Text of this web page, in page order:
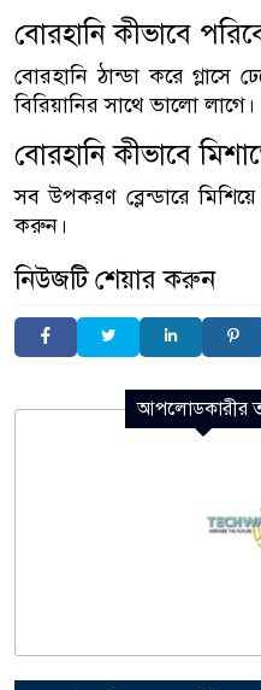
বোরহানি কীভাবে
বোরহানি ঠান্ডা করে গ্লাসে
বিরিয়ানির সাথে ভালো লাগে।
বোরহানি কীভাবে
সব উপকরণ ব্লেন্ডারে
করুন।
নিউজটি শেয়ার করুন
আপলোডকারীর